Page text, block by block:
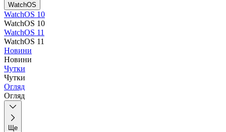
WatchOS
WatchOS 10
WatchOS 10
WatchOS 11
WatchOS 11
Новини
Новини
Чутки
Чутки
Огляд
Огляд
Ще